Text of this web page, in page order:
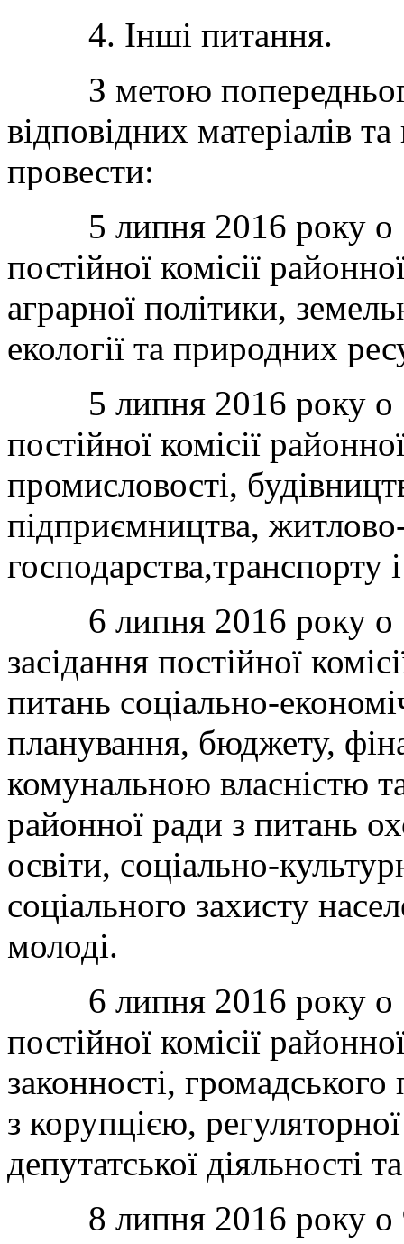
4. Інші питання.
З метою
відповідних матеріалів
провести:
5 липня 2016 року о
постійної комісії
аграрної політики,
екології та природних
5 липня 2016 року о
постійної комісії
промисловості,
підприємництва,
господарства,транспорту
6 липня 2016 року о
засідання постійної
питань соціально-
планування, бюджету,
комунальною власністю та
районної ради з питань
освіти, соціально-
соціального захисту
молоді.
6 липня 2016 року о
постійної комісії
законності,
з корупцією,
депутатської діяльності
8 липня 2016 року о